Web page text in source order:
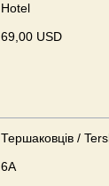
Hotel
69,00 USD
Тершаковців /
6А